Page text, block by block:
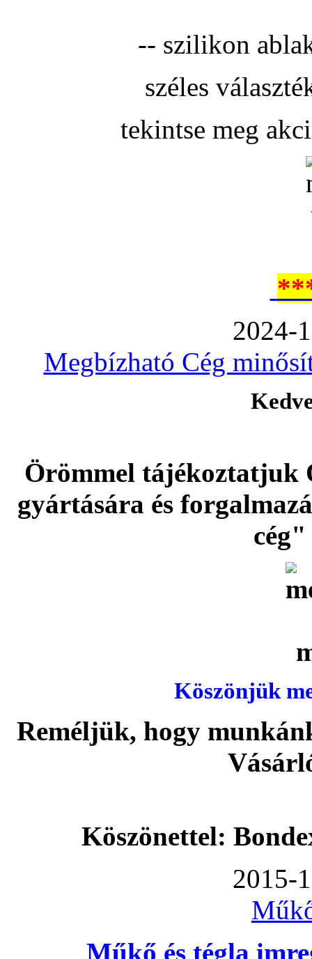
-- szilikon
széles
tekintse meg
2024-
Megbízható Cég
Örömmel tájékoztatjuk
gyártására és
Köszönjük
Reméljük, hogy
Köszönettel:
2015-
Műkő és tégla